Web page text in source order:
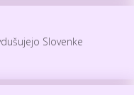
Slovenke